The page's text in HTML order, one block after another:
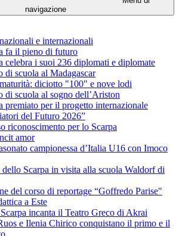
navigazione
e internazionali
fa il pieno di futuro
celebra i suoi 236 diplomati e diplomate
di scuola al Madagascar
diciotto "100" e nove lodi
di scuola al sogno dell’Ariston
premiato per il progetto internazionale
del Futuro 2026”
riconoscimento per lo Scarpa
amor
campionessa d’Italia U16 con Imoco
Scarpa in visita alla scuola Waldorf di
del corso di reportage “Goffredo Parise"
a Este
incanta il Teatro Greco di Akrai
e Ilenia Chirico conquistano il primo e il